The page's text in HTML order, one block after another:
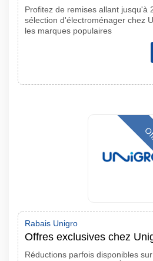
Profitez de remises allant jusqu'à
sélection d'électroménager chez
les marques populaires
Rabais Unigro
Offres exclusives chez
Réductions parfois disponibles